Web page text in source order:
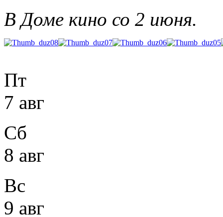
В Доме кино со 2 июня.
Пт
7 авг
Сб
8 авг
Вс
9 авг